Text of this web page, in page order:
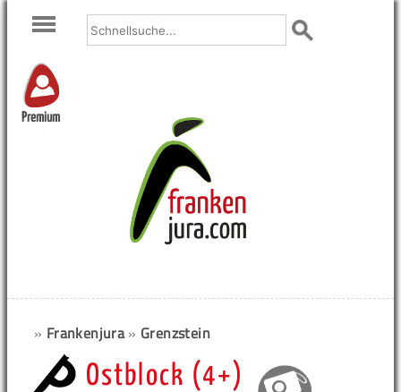
Premium
» Frankenjura» Grenzstein
Ostblock (4+)